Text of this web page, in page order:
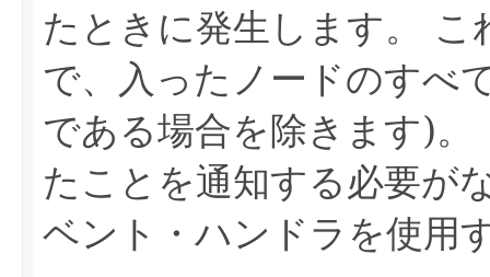
たときに発生します。
こ
で、入ったノードのすべ
である場合を除きます)。
たことを通知する必要が
ベント・ハンドラを使用